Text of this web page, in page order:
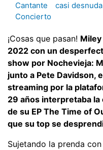
Cantante casi desnuda
Concierto
¡Cosas que pasan!
2022 con un
show por Nochevieja:
junto a Pete Davidson,
streaming por la
29 años interpretaba la
de su EP The Time of
que su top se
Sujetando la prenda